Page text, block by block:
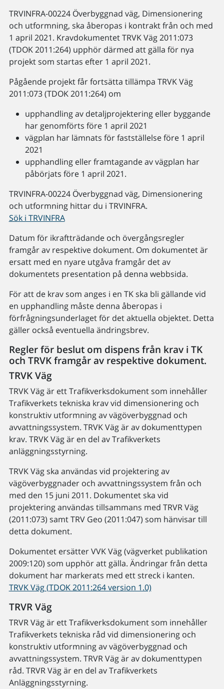
TRVINFRA-00224 Överbyggnad väg, Dimensionering
och utformning, ska åberopas i kontrakt från och med
1 april 2021. Kravdokumentet TRVK Väg 2011:073
(TDOK 2011:264) upphör därmed att gälla för nya
projekt som startas efter 1 april 2021.
Pågående projekt får fortsätta tillämpa TRVK Väg
2011:073 (TDOK 2011:264) om
upphandling av detaljprojektering eller byggande
har genomförts före 1 april 2021
vägplan har lämnats för fastställelse före 1 april
2021
upphandling eller framtagande av vägplan har
påbörjats före 1 april 2021.
TRVINFRA-00224 Överbyggnad väg, Dimensionering
och utformning hittar du i TRVINFRA.
Sök i TRVINFRA
Datum för ikraftträdande och övergångsregler
framgår av respektive dokument. Om dokumentet är
ersatt med en nyare utgåva framgår det av
dokumentets presentation på denna webbsida.
För att de krav som anges i en TK ska bli gällande vid
en upphandling måste denna åberopas i
förfrågningsunderlaget för det aktuella objektet. Detta
gäller också eventuella ändringsbrev.
Regler för beslut om dispens från krav i TK
och TRVK framgår av respektive dokument.
TRVK Väg
TRVK Väg är ett Trafikverksdokument som innehåller
Trafikverkets tekniska krav vid dimensionering och
konstruktiv utformning av vägöverbyggnad och
avvattningssystem. TRVK Väg är av dokumenttypen
krav. TRVK Väg är en del av Trafikverkets
anläggningsstyrning.
TRVK Väg ska användas vid projektering av
vägöverbyggnader och avvattningssystem från och
med den 15 juni 2011. Dokumentet ska vid
projektering användas tillsammans med TRVR Väg
(2011:073) samt TRV Geo (2011:047) som hänvisar till
detta dokument.
Dokumentet ersätter VVK Väg (vägverket publikation
2009:120) som upphör att gälla. Ändringar från detta
dokument har markerats med ett streck i kanten.
TRVK Väg (TDOK 2011:264 version 1.0)
TRVR Väg
TRVR Väg är ett Trafikverksdokument som innehåller
Trafikverkets tekniska råd vid dimensionering och
konstruktiv utformning av vägöverbyggnad och
avvattningssystem. TRVR Väg är av dokumenttypen
råd. TRVR Väg är en del av Trafikverkets
Anläggningsstyrning.